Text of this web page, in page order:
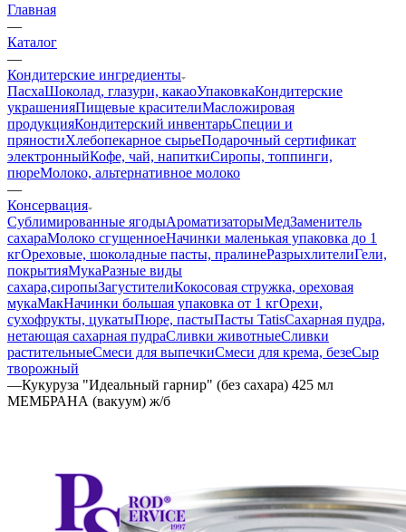
Главная
—
Каталог
—
Кондитерские ингредиенты
ПасхаШоколад, глазури, какаоУпаковкаКондитерские
украшенияПищевые красителиМасложировая
продукцияКондитерский инвентарьСпеции и
пряностиХлебопекарное сырьеПодарочный сертификат
электронныйКофе, чай, напиткиСиропы, топпинги,
пюреМолоко, альтернативное молоко
—
Консервация
Сублимированные ягодыАроматизаторыМедЗаменитель
сахараМолоко сгущенноеНачинки маленькая упаковка до 1
кгОреховые, шоколадные пасты, пралинеРазрыхлителиГели,
покрытияМукаРазные виды
сахара,сиропыЗагустителиКокосовая стружка, ореховая
мукаМакНачинки большая упаковка от 1 кгОрехи,
сухофрукты, цукатыПюре, пастыПасты TatisСахарная пудра,
нетающая сахарная пудраСливки животныеСливки
растительныеСмеси для выпечкиСмеси для крема, безеСыр
творожный
—Кукуруза "Идеальный гарнир" (без сахара) 425 мл
МЕМБРАНА (вакуум) ж/б